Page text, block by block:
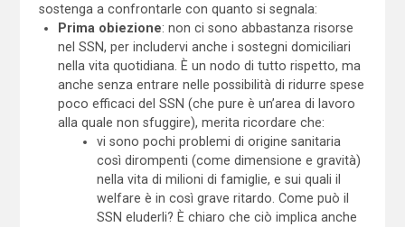
sostenga a confrontarle con quanto si segnala:
Prima obiezione: non ci sono abbastanza risorse
nel SSN, per includervi anche i sostegni domiciliari
nella vita quotidiana. È un nodo di tutto rispetto, ma
anche senza entrare nelle possibilità di ridurre spese
poco efficaci del SSN (che pure è un’area di lavoro
alla quale non sfuggire), merita ricordare che:
vi sono pochi problemi di origine sanitaria
così dirompenti (come dimensione e gravità)
nella vita di milioni di famiglie, e sui quali il
welfare è in così grave ritardo. Come può il
SSN eluderli? È chiaro che ciò implica anche